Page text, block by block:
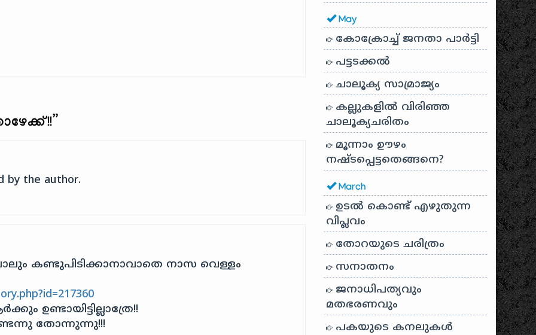
”
by the author.
കണ്ടുപിടിക്കാനാവാതെ നാസ വെള്ളം
ഉണ്ടായിട്ടില്ലാത്രേ!!
തോന്നുന്നു!!!
May
കോക്രോച്ച് ജനതാ പാർട്ടി
പട്ടടക്കൽ
ചാലൂക്യ സാമ്രാജ്യം
കല്ലുകളിൽ വിരിഞ്ഞ
ചാലൂക്യചരിതം
മൂന്നാം ഊഴം
നഷ്ടപ്പെട്ടതെങ്ങനെ?
March
ഉടൽ കൊണ്ട് എഴുതുന്ന
വിപ്ലവം
തോറയുടെ ചരിത്രം
സനാതനം
ജനാധിപത്യവും
മതഭരണവും
പകയുടെ കനലുകൾ